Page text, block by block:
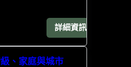
詳細資訊
、家庭與城市